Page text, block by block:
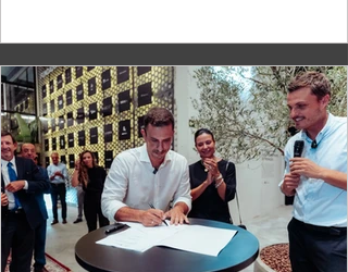
Banrisul Cultural para a realização do
projeto Banrisul Entre Artes, uma
que amplia o alcance da arte como
ferramenta de formação, presença e
transformação social. Mais do que um
programa, o Entre Artes nasce como
plataforma contínua de atuação.
Estruturado como uma escola aberta,
descentralizada e em movimento, o